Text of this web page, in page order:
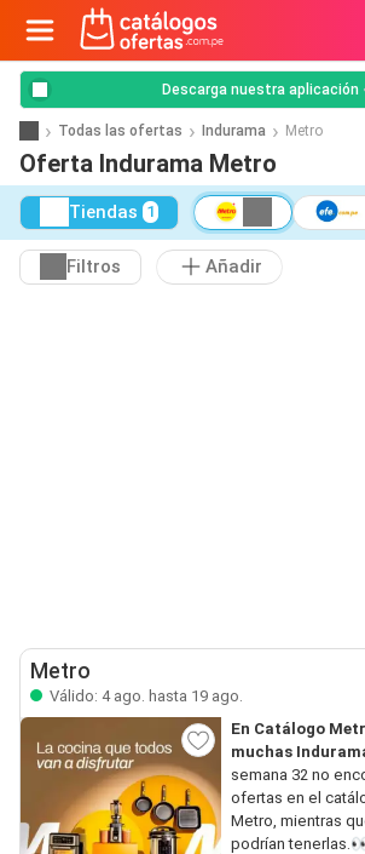
Descarga nuestra aplicación
Todas las ofertas Indurama Metro
Oferta Indurama Metro
Tiendas 1
Filtros Añadir
Metro
Válido: 4 ago. hasta 19 ago.
En Catálogo
muchas
semana 32 no
ofertas en el
Metro, mientras
podrían